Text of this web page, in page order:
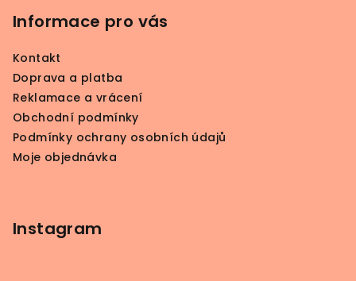
Informace pro vás
Kontakt
Doprava a platba
Reklamace a vrácení
Obchodní podmínky
Podmínky ochrany osobních údajů
Moje objednávka
Instagram